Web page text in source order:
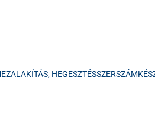
HEGESZTÉS